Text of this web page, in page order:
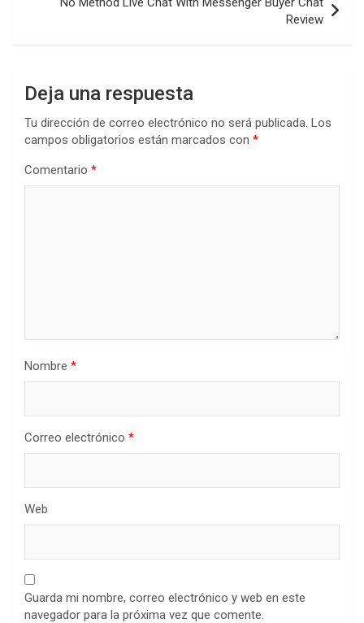
Review
Deja una respuesta
Tu dirección de correo electrónico no será publicada. Los
campos obligatorios están marcados con *
Comentario *
Nombre *
Correo electrónico *
Web
Guarda mi nombre, correo electrónico y web en este
navegador para la próxima vez que comente.